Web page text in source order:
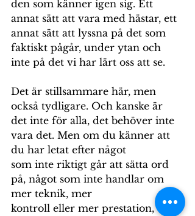
den som känner igen sig. Ett
annat sätt att vara med hästar, ett
annat sätt att lyssna på det som
faktiskt pågår, under ytan och
inte på det vi har lärt oss att se.
Det är stillsammare här, men
också tydligare. Och kanske är
det inte för alla, det behöver inte
vara det. Men om du känner att
du har letat efter något
som inte riktigt går att sätta ord
på, något som inte handlar om
mer teknik, mer
kontroll eller mer prestation, då